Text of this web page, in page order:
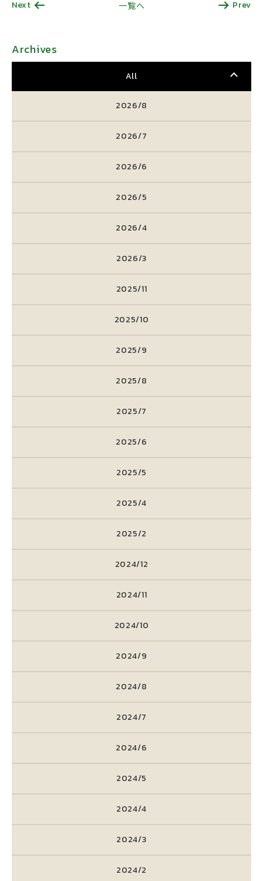
Next 一覧へ Prev
Archives
All
2026/8
2026/7
2026/6
2026/5
2026/4
2026/3
2025/11
2025/10
2025/9
2025/8
2025/7
2025/6
2025/5
2025/4
2025/2
2024/12
2024/11
2024/10
2024/9
2024/8
2024/7
2024/6
2024/5
2024/4
2024/3
2024/2